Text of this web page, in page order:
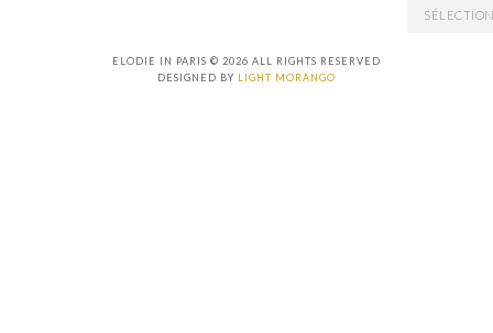
ARCHIVES
ELODIE IN PARIS © 2026 ALL RIGHTS RESERVED
DESIGNED BY LIGHT MORANGO